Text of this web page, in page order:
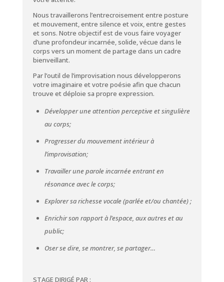
Nous travaillerons l’entrecroisement entre posture
et mouvement, entre silence et voix, entre gestes
et sons. Notre objectif est de vous faire voyager
d’une profondeur incarnée, solide, vécue dans le
corps vers un moment de partage dans un cadre
bienveillant.
Par l’outil de l’improvisation nous développerons
votre imaginaire et votre poésie afin que chacun
trouve et déploie sa propre expression.
Développer une attention perceptive et singulière
au corps;
Progresser du mouvement intérieur à
l’improvisation;
Travailler une parole incarnée entrant en
résonance avec le corps;
Explorer sa richesse vocale (parlée et/ou chantée) ;
Enrichir son rapport à l’espace, aux autres et au
public;
Oser se dire, se montrer, se partager…
STAGE DIRIGÉ PAR :